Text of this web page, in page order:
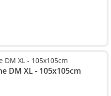
DM XL - 105x105cm